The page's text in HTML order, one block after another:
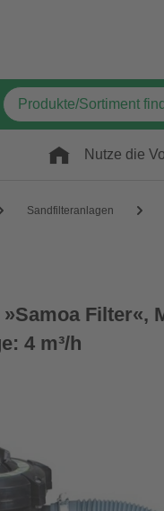
Nutze die
Sandfilteranlagen
Filter«,
4 m³/h